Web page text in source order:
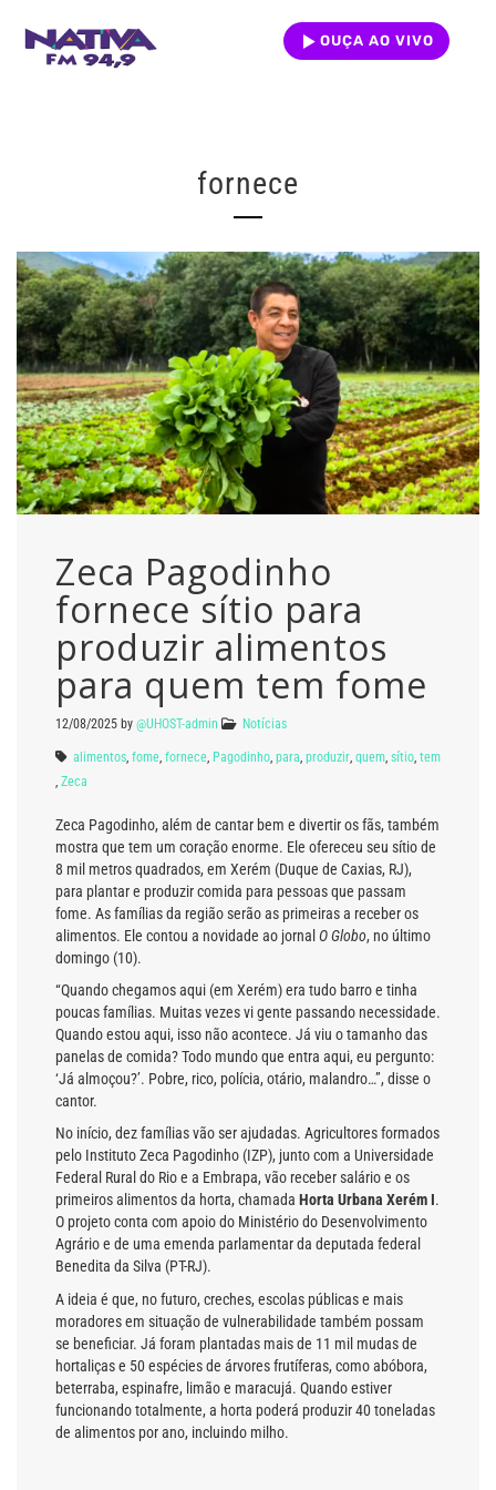
OUÇA AO VIVO
fornece
Zeca Pagodinho
fornece sítio para
produzir alimentos
para quem tem fome
12/08/2025 by @UHOST-admin Notícias
alimentos fome fornece Pagodinho para produzir quem sítio tem
Zeca
Zeca Pagodinho, além de cantar bem e divertir os fãs, também
mostra que tem um coração enorme. Ele ofereceu seu sítio de
8 mil metros quadrados, em Xerém (Duque de Caxias, RJ),
para plantar e produzir comida para pessoas que passam
fome. As famílias da região serão as primeiras a receber os
alimentos. Ele contou a novidade ao jornal O Globo, no último
domingo (10).
“Quando chegamos aqui (em Xerém) era tudo barro e tinha
poucas famílias. Muitas vezes vi gente passando necessidade.
Quando estou aqui, isso não acontece. Já viu o tamanho das
panelas de comida? Todo mundo que entra aqui, eu pergunto:
‘Já almoçou?’. Pobre, rico, polícia, otário, malandro…”, disse o
cantor.
No início, dez famílias vão ser ajudadas. Agricultores formados
pelo Instituto Zeca Pagodinho (IZP), junto com a Universidade
Federal Rural do Rio e a Embrapa, vão receber salário e os
primeiros alimentos da horta, chamada Horta Urbana Xerém I.
O projeto conta com apoio do Ministério do Desenvolvimento
Agrário e de uma emenda parlamentar da deputada federal
Benedita da Silva (PT-RJ).
A ideia é que, no futuro, creches, escolas públicas e mais
moradores em situação de vulnerabilidade também possam
se beneficiar. Já foram plantadas mais de 11 mil mudas de
hortaliças e 50 espécies de árvores frutíferas, como abóbora,
beterraba, espinafre, limão e maracujá. Quando estiver
funcionando totalmente, a horta poderá produzir 40 toneladas
de alimentos por ano, incluindo milho.